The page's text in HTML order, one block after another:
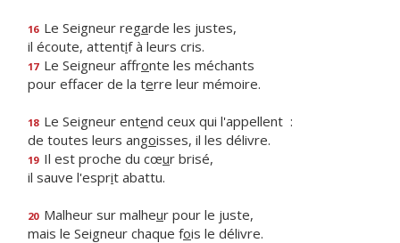
16 Le Seigneur regarde les justes,
il écoute, attentif à leurs cris.
17 Le Seigneur affronte les méchants
pour effacer de la terre leur mémoire.
18 Le Seigneur entend ceux qui l'appellent :
de toutes leurs angoisses, il les délivre.
19 Il est proche du cœur brisé,
il sauve l'esprit abattu.
20 Malheur sur malheur pour le juste,
mais le Seigneur chaque fois le délivre.